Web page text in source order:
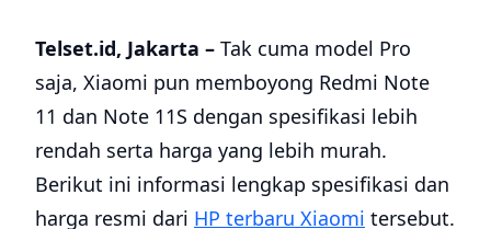
Telset.id, Jakarta – Tak cuma model Pro
saja, Xiaomi pun memboyong Redmi Note
11 dan Note 11S dengan spesifikasi lebih
rendah serta harga yang lebih murah.
Berikut ini informasi lengkap spesifikasi dan
harga resmi dari HP terbaru Xiaomi tersebut.